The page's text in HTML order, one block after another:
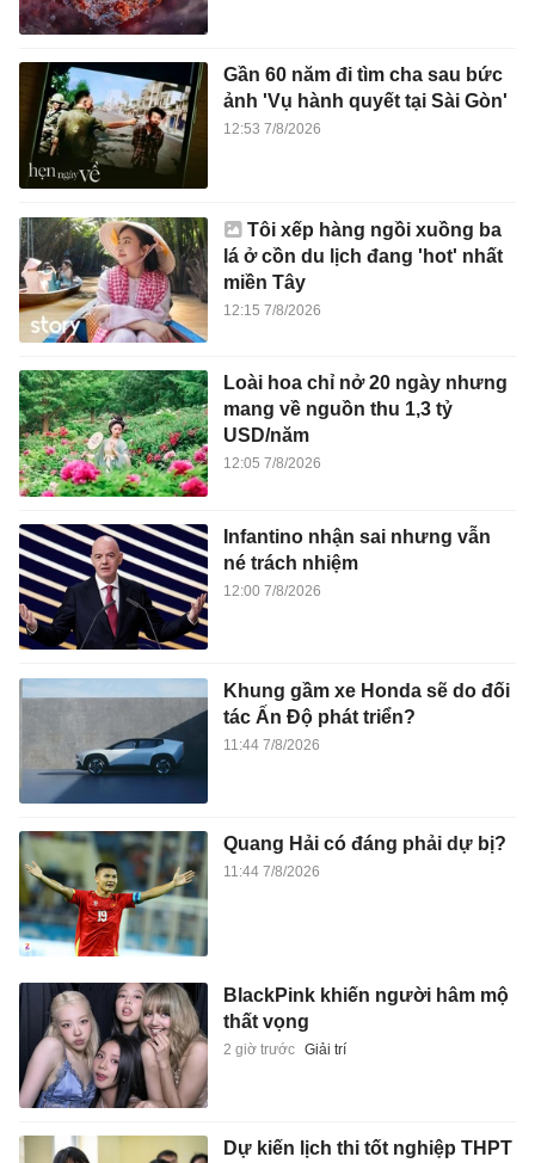
Gần 60 năm đi tìm cha sau bức
ảnh 'Vụ hành quyết tại Sài Gòn'
12:53 7/8/2026
Tôi xếp hàng ngồi xuồng ba
lá ở cồn du lịch đang 'hot' nhất
miền Tây
12:15 7/8/2026
Loài hoa chỉ nở 20 ngày nhưng
mang về nguồn thu 1,3 tỷ
USD/năm
12:05 7/8/2026
Infantino nhận sai nhưng vẫn
né trách nhiệm
12:00 7/8/2026
Khung gầm xe Honda sẽ do đối
tác Ấn Độ phát triển?
11:44 7/8/2026
Quang Hải có đáng phải dự bị?
11:44 7/8/2026
BlackPink khiến người hâm mộ
thất vọng
2 giờ trước Giải trí
Dự kiến lịch thi tốt nghiệp THPT